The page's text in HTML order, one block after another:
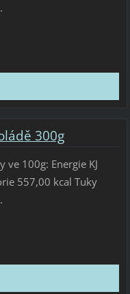
300g
100g: Energie KJ
557,00 kcal Tuky